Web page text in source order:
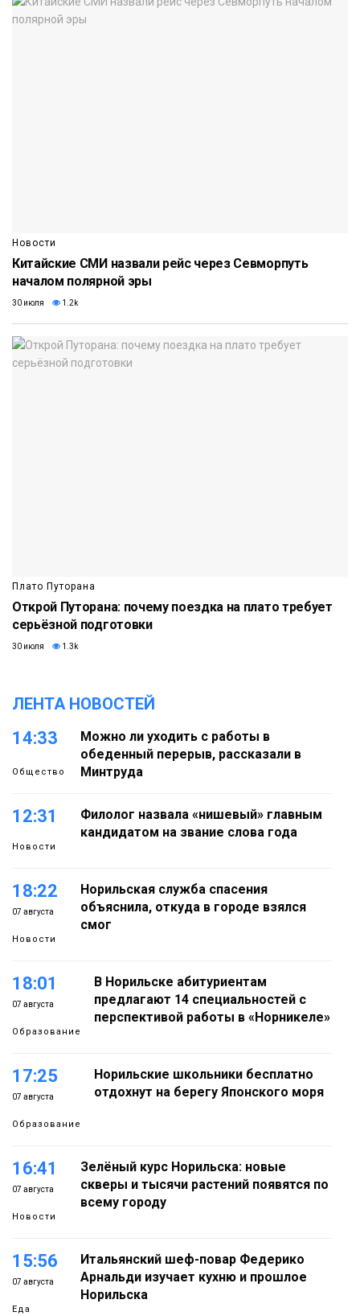
Новости
Китайские СМИ назвали рейс через Севморпуть
началом полярной эры
30 июля 1.2k
Плато Путорана
Открой Путорана: почему поездка на плато требует
серьёзной подготовки
30 июля 1.3k
ЛЕНТА НОВОСТЕЙ
14:33
Общество
Можно ли уходить с работы в
обеденный перерыв, рассказали в
Минтруда
12:31
Новости
Филолог назвала «нишевый» главным
кандидатом на звание слова года
18:22
07 августа
Новости
Норильская служба спасения
объяснила, откуда в городе взялся
смог
18:01
07 августа
Образование
В Норильске абитуриентам
предлагают 14 специальностей с
перспективой работы в «Норникеле»
17:25
07 августа
Образование
Норильские школьники бесплатно
отдохнут на берегу Японского моря
16:41
07 августа
Новости
Зелёный курс Норильска: новые
скверы и тысячи растений появятся по
всему городу
15:56
07 августа
Еда
Итальянский шеф-повар Федерико
Арнальди изучает кухню и прошлое
Норильска